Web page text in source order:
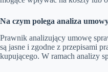
Na czym polega analiza
Prawnik analizujący umowę
są jasne i zgodne z przepisami
kupującego. W ramach analizy